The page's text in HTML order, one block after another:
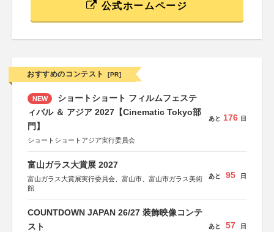
公式ホームページ
おすすめのコンテスト [PR]
NEW
ショートショート フィルムフェステ
ィバル ＆ アジア 2027【Cinematic Tokyo部
門】
ショートショートアジア実行委員会
あと 176 日
富山ガラス大賞展 2027
富山ガラス大賞展実行委員会、富山市、富山市ガラス美術
館
あと 95 日
COUNTDOWN JAPAN 26/27 装飾映像コンテ
スト
あと 57 日